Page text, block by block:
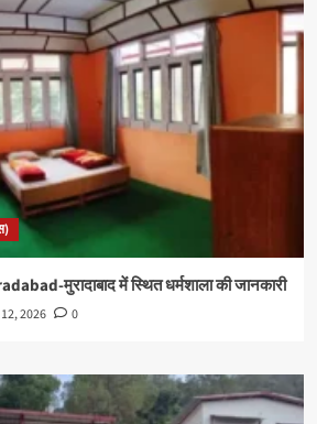
मुरादाबाद में स्थित धर्मशाला की जानकारी
2026 0